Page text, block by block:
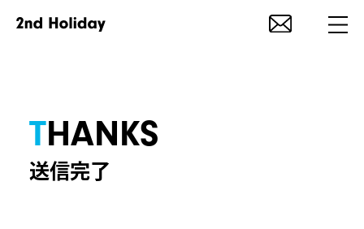
送信完了
THANKS